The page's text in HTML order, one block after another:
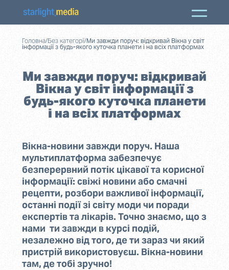
Головна/Без категорії/Ми завжди поруч: відкривай Вікна у світ
інформації з будь-якого куточка планети і на всіх платформах
Ми завжди поруч: відкривай
Вікна у світ інформації з
будь-якого куточка планети
і на всіх платформах
Вікна-новини завжди поруч. Наша
мультиплатформа забезпечує
безперервний потік цікавої та корисної
інформації: свіжі новини або смачні
рецепти, розбори важливої інформації,
останні події зі світу моди чи поради
експертів та лікарів. Точно знаємо, що з
нами ти завжди в курсі подій,
незалежно від того, де ти зараз чи який
пристрій використовуєш. Вікна-новини
там, де тобі зручно!